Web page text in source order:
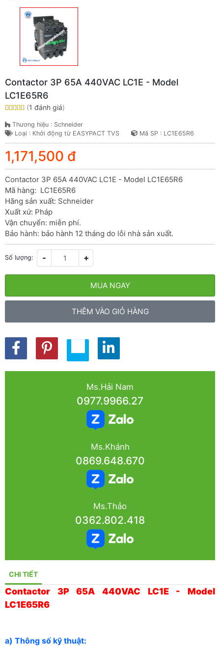
Contactor 3P 65A 440VAC LC1E - Model
LC1E65R6
(1 đánh giá)
Thương hiệu : Schneider
Loại : Khởi động từ EASYPACT TVS
Mã SP : LC1E65R6
1,171,500 đ
Contactor 3P 65A 440VAC LC1E - Model LC1E65R6
Mã hàng:  LC1E65R6
Hãng sản xuất: Schneider
Xuất xứ: Pháp
Vận chuyển: miễn phí.
Bảo hành: bảo hành 12 tháng do lỗi nhà sản xuất.
Số lượng: - +
MUA NGAY
THÊM VÀO GIỎ HÀNG
Ms.Hải Nam
0977.9966.27
Ms.Khánh
0869.648.670
Ms.Thảo
0362.802.418
CHI TIẾT
Contactor 3P 65A 440VAC LC1E - Model
LC1E65R6
a) Thông số kỹ thuật: